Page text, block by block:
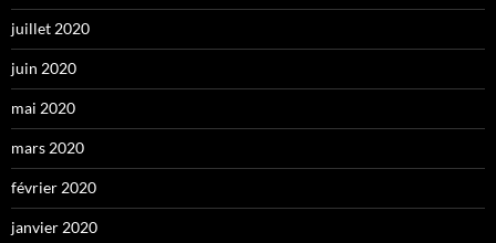
juillet 2020
juin 2020
mai 2020
mars 2020
février 2020
janvier 2020